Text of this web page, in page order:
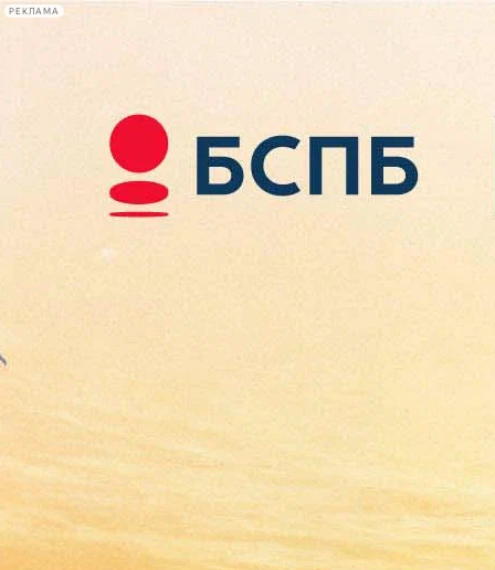
РЕКЛАМА
Сегодня:
2026.08.09
16:59
Афиша Plus